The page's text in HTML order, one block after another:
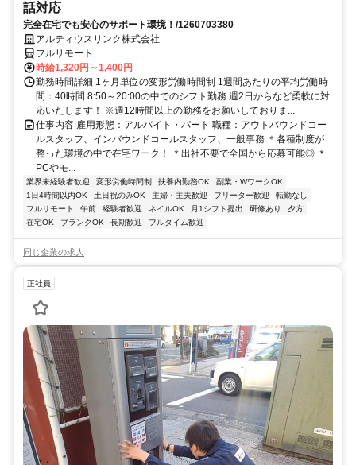
話対応
完全在宅でも安心のサポート環境！/1260703380
アルティウスリンク株式会社
フルリモート
時給1,320円～1,400円
勤務時間詳細 1ヶ月単位の変形労働時間制 1週間あたりの平均労働時
間：40時間 8:50～20:00の中でのシフト勤務 週2日からなど柔軟に対
応いたします！ ※週12時間以上の勤務をお願いしておりま...
仕事内容 雇用形態：アルバイト・パート 職種：アウトバウンドコー
ルスタッフ、インバウンドコールスタッフ、一般事務 ＊各種制度が
整った環境の中で在宅ワーク！ ＊出社不要で全国から応募可能◎ ＊
PCやモ...
業界未経験者歓迎 変形労働時間制 扶養内勤務OK
副業・WワークOK
1日4時間以内OK
土日祝のみOK 主婦・主夫歓迎 フリーター歓迎
転勤なし
フルリモート
午前 経験者歓迎 ネイルOK 月1シフト提出 研修あり
夕方
在宅OK
ブランクOK 長期歓迎 フルタイム歓迎
同じ企業の求人
正社員